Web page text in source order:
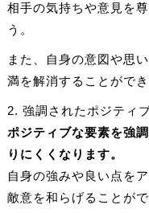
相手の気持ちや意見を
う。
また、自身の意図や思
満を解消することができ
2. 強調されたポジティ
ポジティブな要素を強
りにくくなります。
自身の強みや良い点を
敵意を和らげることがで